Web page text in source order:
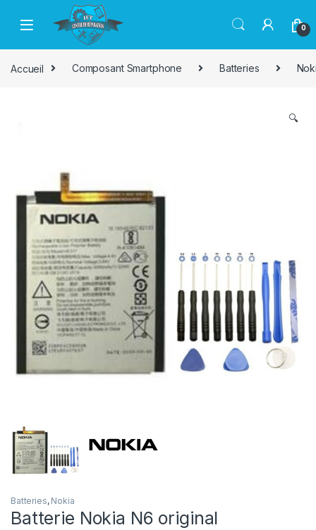
Passer à la navigation
Aller au contenu
0
Accueil Composant Smartphone Batteries
🔍
Batteries, Nokia
Batterie Nokia N6 original